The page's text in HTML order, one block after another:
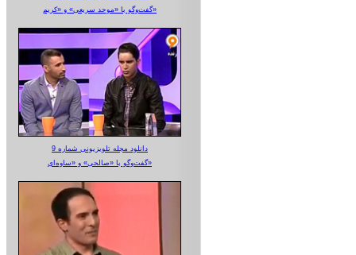
گفت‌وگو با «موحد سریعی» و «کریم»
دانلود مجله تلویزیونی شماره 9
گفت‌وگو با «صالحی» و «ساوه‌ای»